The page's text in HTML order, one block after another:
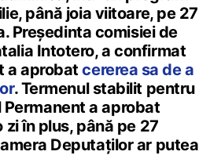
până joia viitoare, pe 27
Președinta comisiei de
Intotero, a confirmat
a aprobatcererea sa de a
. Termenul stabilit pentru
Permanent a aprobat
în plus, până pe 27
Deputaților ar putea